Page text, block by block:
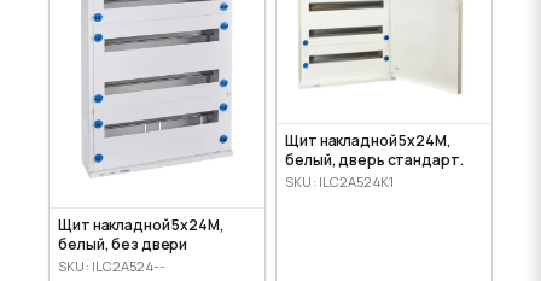
Щит накладной 5x24M,
белый, без двери
SKU: ILC2A524--
Щит накладной 5x24M,
белый, дверь стандарт.
SKU: ILC2A524K1